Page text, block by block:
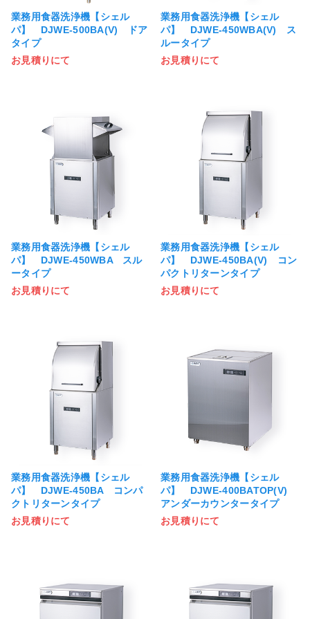
業務用食器洗浄機【シェル
パ】 DJWE-500BA(V) ドア
タイプ
お見積りにて
業務用食器洗浄機【シェル
パ】 DJWE-450WBA(V) ス
ルータイプ
お見積りにて
業務用食器洗浄機【シェル
パ】 DJWE-450WBA スル
ータイプ
お見積りにて
業務用食器洗浄機【シェル
パ】 DJWE-450BA(V) コン
パクトリターンタイプ
お見積りにて
業務用食器洗浄機【シェル
パ】 DJWE-450BA コンパ
クトリターンタイプ
お見積りにて
業務用食器洗浄機【シェル
パ】 DJWE-400BATOP(V)
アンダーカウンタータイプ
お見積りにて